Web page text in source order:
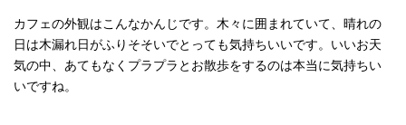
カフェの外観はこんなかんじです。木々に囲まれていて、晴れの
日は木漏れ日がふりそそいでとっても気持ちいいです。いいお天
気の中、あてもなくプラプラとお散歩をするのは本当に気持ちい
いですね。